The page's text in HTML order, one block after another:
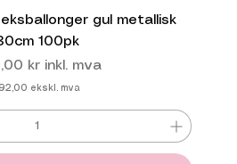
gul metallisk
100pk
kr inkl. mva
ekskl. mva